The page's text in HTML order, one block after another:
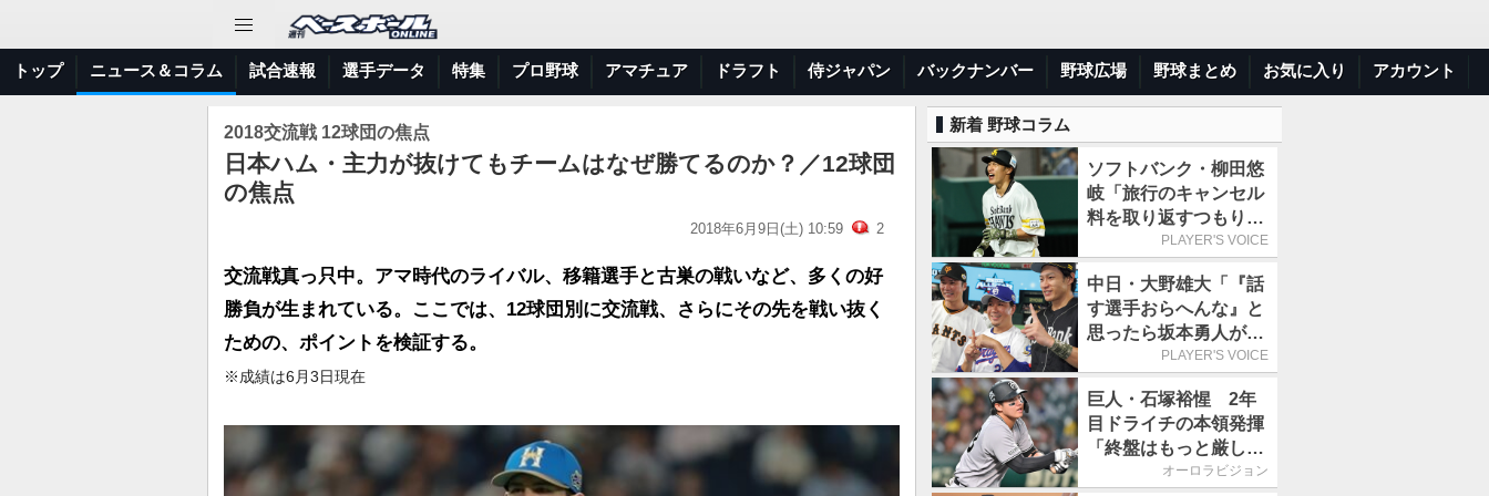
トップ ニュース＆コラム 試合速報 選手データ 特集 プロ野球 アマチュア ドラフト 侍ジャパン バックナンバー 野球広場 野球まとめ お気に入り アカウント
2018交流戦 12球団の焦点
日本ハム・主力が抜けてもチームはなぜ勝てるのか？／12球団
の焦点
2018年6月9日(土) 10:59 2
交流戦真っ只中。アマ時代のライバル、移籍選手と古巣の戦いなど、多くの好
勝負が生まれている。ここでは、12球団別に交流戦、さらにその先を戦い抜く
ための、ポイントを検証する。
※成績は6月3日現在
新着 野球コラム
ソフトバンク・柳田悠
岐「旅行のキャンセル
料を取り返すつもりで
出場しました(笑)」／
PLAYER'S VOICE
中日・大野雄大「『話
す選手おらへんな』と
思ったら坂本勇人が来
た！」／オールスター
PLAYER'S VOICE
巨人・石塚裕惺 2年
目ドライチの本領発揮
「終盤はもっと厳しい
戦いが続いていく。チ
オーロラビジョン